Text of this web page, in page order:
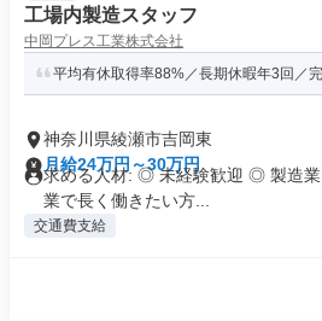
工場内製造スタッフ
中岡プレス工業株式会社
平均有休取得率88%／長期休暇年3回／
神奈川県綾瀬市吉岡東
月給24万円～30万円
求める人材: ◎ 未経験歓迎 ◎ 製造
業で長く働きたい方...
交通費支給